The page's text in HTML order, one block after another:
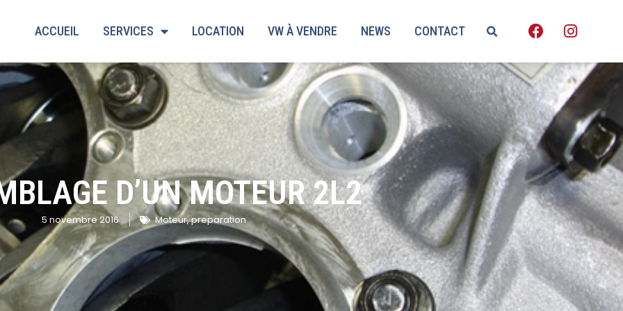
ACCUEIL SERVICES LOCATION VW À VENDRE NEWS CONTACT
D’UN MOTEUR 2L2
5 novembre 2016 Moteur,preparation